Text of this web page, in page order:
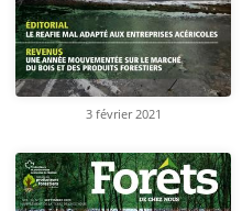
3 février 2021